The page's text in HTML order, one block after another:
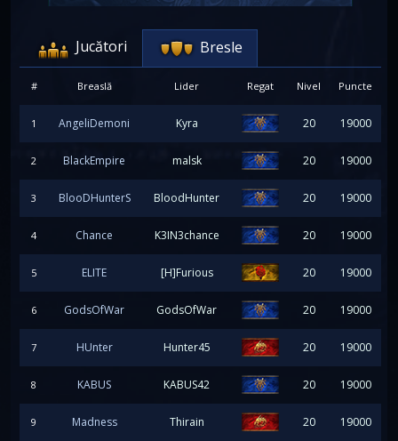
Jucători Bresle
# Breaslă Lider Regat Nivel Puncte
1 AngeliDemoni Kyra 20 19000
2 BlackEmpire malsk 20 19000
3 BlooDHunterS BloodHunter 20 19000
4 Chance K3IN3chance 20 19000
5 ELITE [H]Furious 20 19000
6 GodsOfWar GodsOfWar 20 19000
7 HUnter Hunter45 20 19000
8 KABUS KABUS42 20 19000
9 Madness Thirain 20 19000